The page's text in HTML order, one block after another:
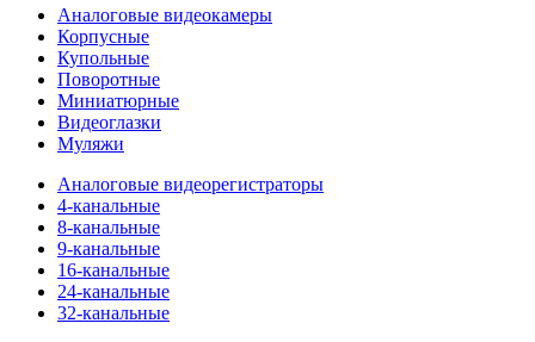
Аналоговые видеокамеры
Корпусные
Купольные
Поворотные
Миниатюрные
Видеоглазки
Муляжи
Аналоговые видеорегистраторы
4-канальные
8-канальные
9-канальные
16-канальные
24-канальные
32-канальные